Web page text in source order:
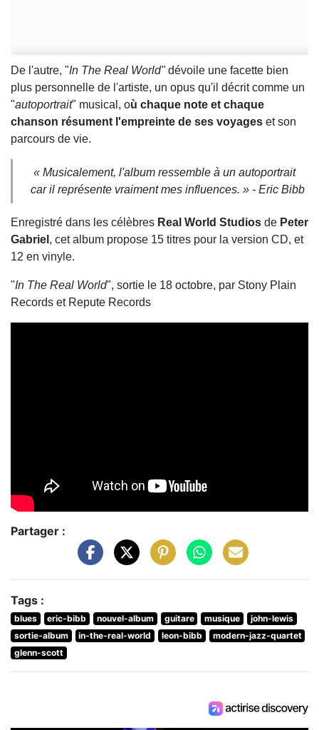
De l'autre, "In The Real World"dévoile une facette bien
plus personnelle de l'artiste, un opus qu'il décrit comme un
"autoportrait" musical, où chaque note et chaque
chanson résument l'empreinte de ses voyages et son
parcours de vie.
« Musicalement, l'album ressemble à un autoportrait
car il représente vraiment mes influences. » - Eric Bibb
Enregistré dans les célèbres Real World Studios de Peter
Gabriel , cet album propose 15 titres pour la version CD, et
12 en vinyle.
"In The Real World", sortie le 18 octobre, par Stony Plain
Records et Repute Records
Partager :
Tags :
blues eric-bibb nouvel-album guitare musique
john-lewis
sortie-album
in-the-real-world leon-bibb
modern-jazz-quartet
glenn-scott